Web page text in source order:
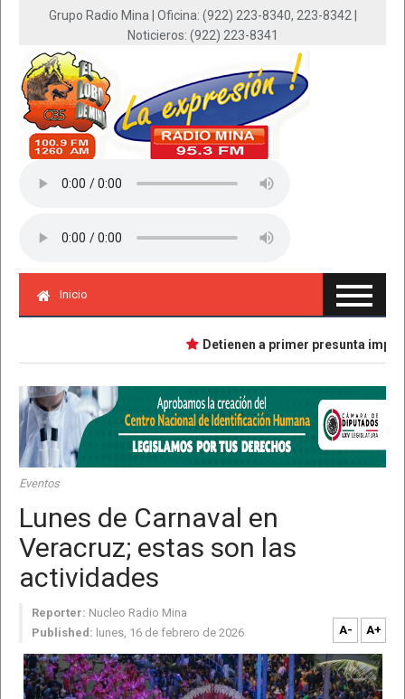
Grupo Radio Mina | Oficina: (922) 223-8340, 223-8342 |
Noticieros: (922) 223-8341
Inicio
Detienen a primer presunta
Eventos
Lunes de Carnaval en
Veracruz; estas son las
actividades
Reporter: Nucleo Radio Mina
Published: lunes, 16 de febrero de 2026 A- A+